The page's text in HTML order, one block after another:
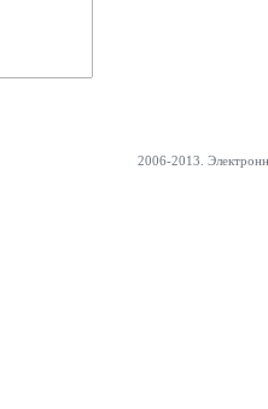
2006-2013.